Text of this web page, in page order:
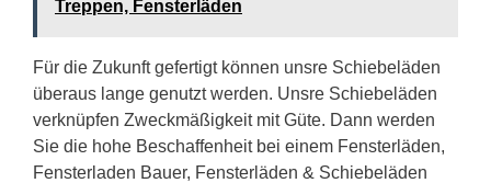
Treppen, Fensterläden
Für die Zukunft gefertigt können unsre Schiebeläden
überaus lange genutzt werden. Unsre Schiebeläden
verknüpfen Zweckmäßigkeit mit Güte. Dann werden
Sie die hohe Beschaffenheit bei einem Fensterläden,
Fensterladen Bauer, Fensterläden & Schiebeläden